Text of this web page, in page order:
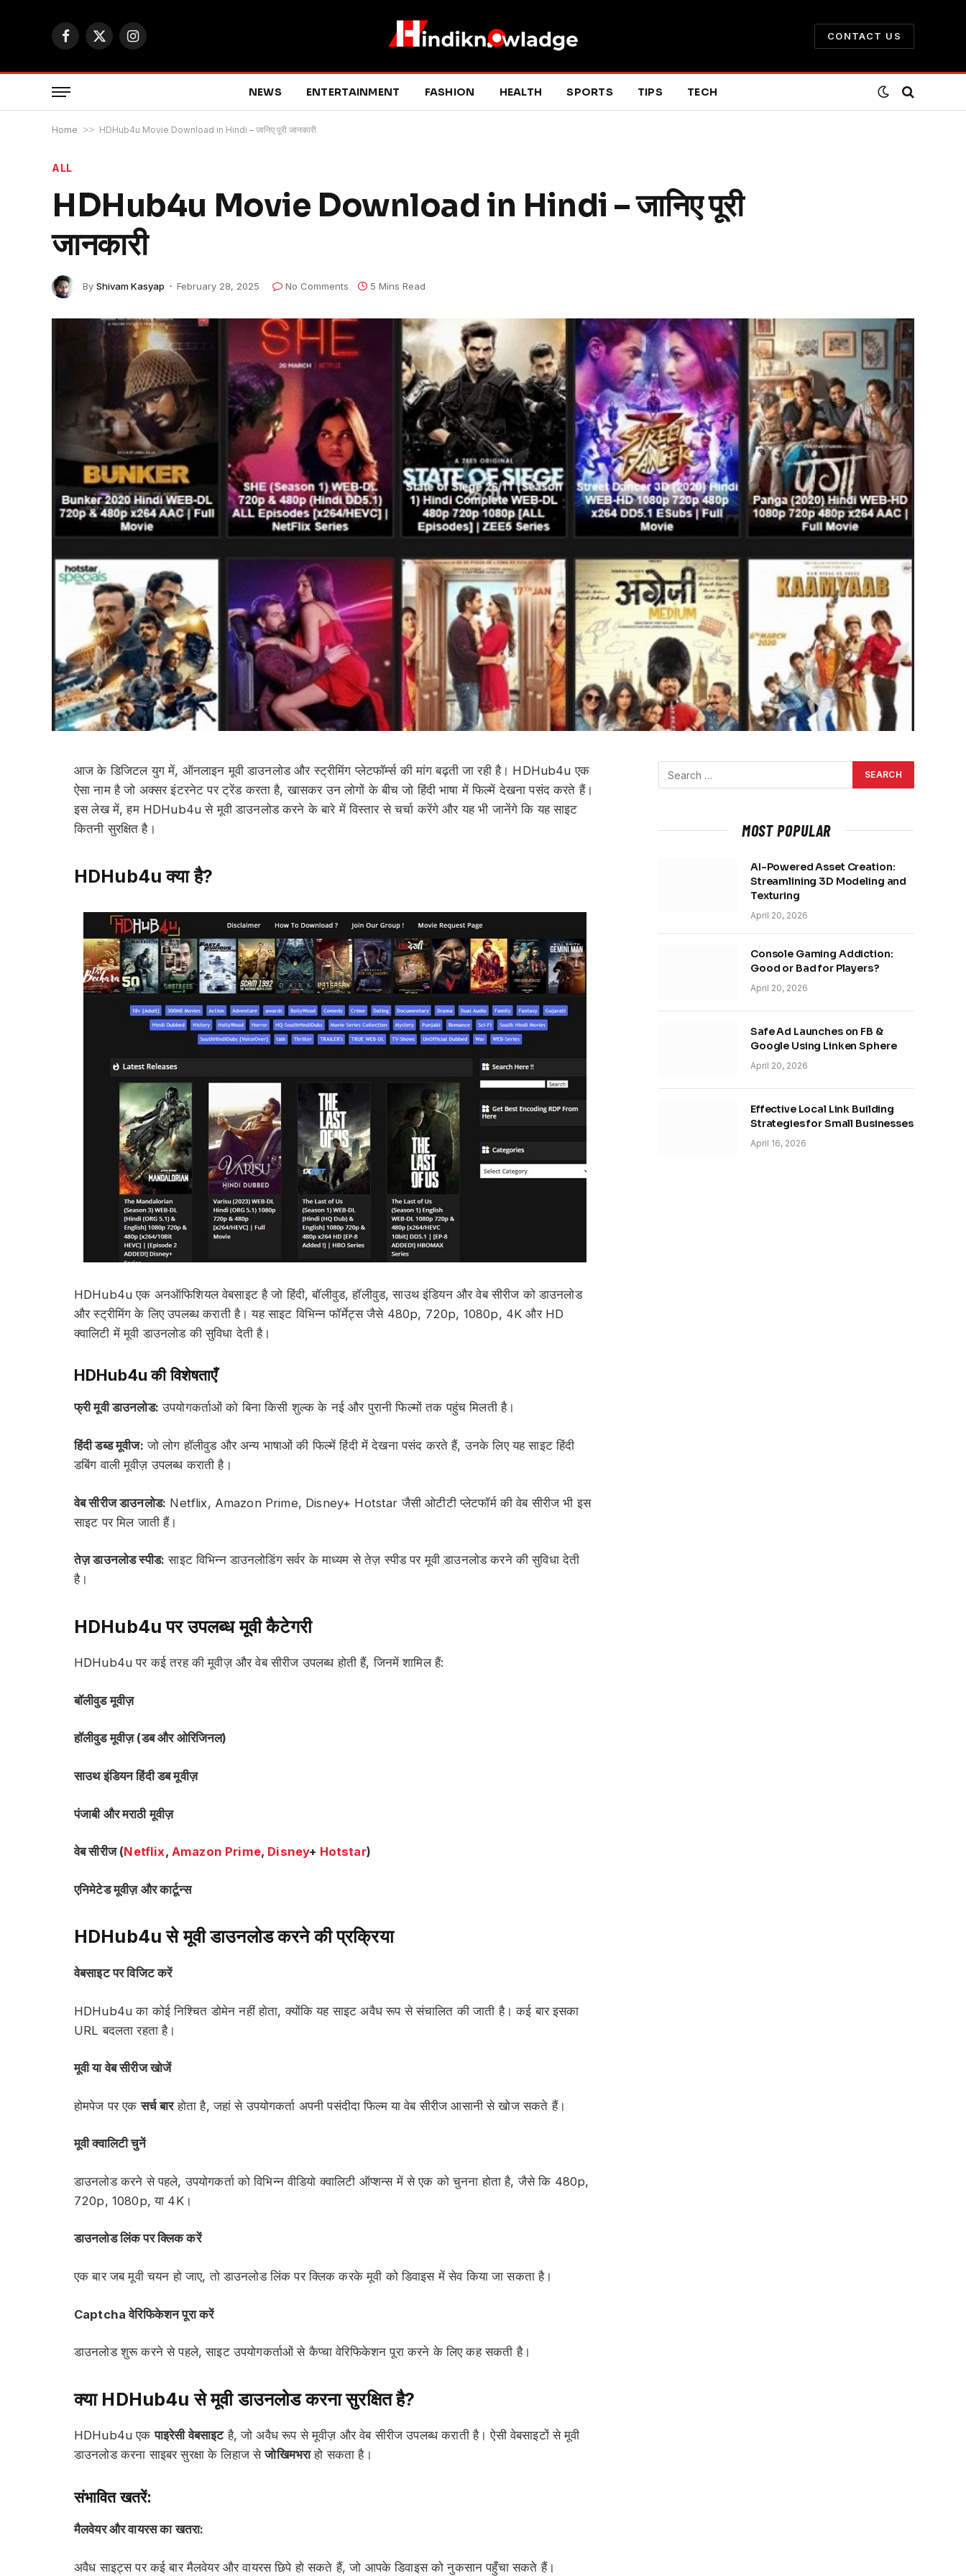
Facebook
X
Instagram
CONTACT US
NEWS ENTERTAINMENT FASHION HEALTH SPORTS TIPS TECH
Home >> HDHub4u Movie Download in Hindi – जानिए पूरी जानकारी
ALL
HDHub4u Movie Download in Hindi – जानिए पूरी
जानकारी
By Shivam Kasyap February 28, 2025 No Comments 5 Mins Read
आज के डिजिटल युग में, ऑनलाइन मूवी डाउनलोड और स्ट्रीमिंग प्लेटफॉर्म्स की मांग बढ़ती जा रही है। HDHub4u एक
ऐसा नाम है जो अक्सर इंटरनेट पर ट्रेंड करता है, खासकर उन लोगों के बीच जो हिंदी भाषा में फिल्में देखना पसंद करते हैं।
इस लेख में, हम HDHub4u से मूवी डाउनलोड करने के बारे में विस्तार से चर्चा करेंगे और यह भी जानेंगे कि यह साइट
कितनी सुरक्षित है।
HDHub4u क्या है?
HDHub4u एक अनऑफिशियल वेबसाइट है जो हिंदी, बॉलीवुड, हॉलीवुड, साउथ इंडियन और वेब सीरीज को डाउनलोड
और स्ट्रीमिंग के लिए उपलब्ध कराती है। यह साइट विभिन्न फॉर्मेट्स जैसे 480p, 720p, 1080p, 4K और HD
क्वालिटी में मूवी डाउनलोड की सुविधा देती है।
HDHub4u की विशेषताएँ
फ्री मूवी डाउनलोड: उपयोगकर्ताओं को बिना किसी शुल्क के नई और पुरानी फिल्मों तक पहुंच मिलती है।
हिंदी डब्ड मूवीज: जो लोग हॉलीवुड और अन्य भाषाओं की फिल्में हिंदी में देखना पसंद करते हैं, उनके लिए यह साइट हिंदी
डबिंग वाली मूवीज़ उपलब्ध कराती है।
वेब सीरीज डाउनलोड: Netflix, Amazon Prime, Disney+ Hotstar जैसी ओटीटी प्लेटफॉर्म की वेब सीरीज भी इस
साइट पर मिल जाती हैं।
तेज़ डाउनलोड स्पीड: साइट विभिन्न डाउनलोडिंग सर्वर के माध्यम से तेज़ स्पीड पर मूवी डाउनलोड करने की सुविधा देती
है।
HDHub4u पर उपलब्ध मूवी कैटेगरी
HDHub4u पर कई तरह की मूवीज़ और वेब सीरीज उपलब्ध होती हैं, जिनमें शामिल हैं:
बॉलीवुड मूवीज़
हॉलीवुड मूवीज़ (डब और ओरिजिनल)
साउथ इंडियन हिंदी डब मूवीज़
पंजाबी और मराठी मूवीज़
वेब सीरीज (Netflix, Amazon Prime, Disney+ Hotstar)
एनिमेटेड मूवीज़ और कार्टून्स
HDHub4u से मूवी डाउनलोड करने की प्रक्रिया
वेबसाइट पर विजिट करें
HDHub4u का कोई निश्चित डोमेन नहीं होता, क्योंकि यह साइट अवैध रूप से संचालित की जाती है। कई बार इसका
URL बदलता रहता है।
मूवी या वेब सीरीज खोजें
होमपेज पर एकसर्च बारहोता है, जहां से उपयोगकर्ता अपनी पसंदीदा फिल्म या वेब सीरीज आसानी से खोज सकते हैं।
मूवी क्वालिटी चुनें
डाउनलोड करने से पहले, उपयोगकर्ता को विभिन्न वीडियो क्वालिटी ऑप्शन्स में से एक को चुनना होता है, जैसे कि 480p,
720p, 1080p, या 4K।
डाउनलोड लिंक पर क्लिक करें
एक बार जब मूवी चयन हो जाए, तो डाउनलोड लिंक पर क्लिक करके मूवी को डिवाइस में सेव किया जा सकता है।
Captcha वेरिफिकेशन पूरा करें
डाउनलोड शुरू करने से पहले, साइट उपयोगकर्ताओं से कैप्चा वेरिफिकेशन पूरा करने के लिए कह सकती है।
क्या HDHub4u से मूवी डाउनलोड करना सुरक्षित है?
HDHub4u एकपाइरेसी वेबसाइटहै, जो अवैध रूप से मूवीज़ और वेब सीरीज उपलब्ध कराती है। ऐसी वेबसाइटों से मूवी
डाउनलोड करना साइबर सुरक्षा के लिहाज सेजोखिमभराहो सकता है।
संभावित खतरें:
मैलवेयर और वायरस का खतरा:
अवैध साइट्स पर कई बार मैलवेयर और वायरस छिपे हो सकते हैं, जो आपके डिवाइस को नुकसान पहुँचा सकते हैं।
MOST POPULAR
AI-Powered Asset Creation:
Streamlining 3D Modeling and
Texturing
April 20, 2026
Console Gaming Addiction:
Good or Bad for Players?
April 20, 2026
Safe Ad Launches on FB &
Google Using Linken Sphere
April 20, 2026
Effective Local Link Building
Strategies for Small Businesses
April 16, 2026